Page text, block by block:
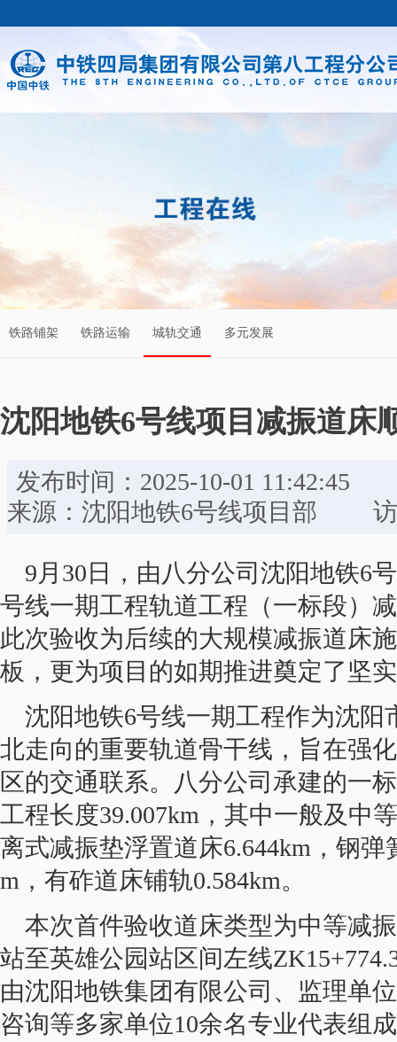
铁路铺架 铁路运输 城轨交通 多元发展
沈阳地铁6号线项目减振道床
发布时间：2025-10-01
来源：沈阳地铁6号线项目部 访
9月30日，由八分公司沈阳地铁6
号线一期工程轨道工程（一标段）
此次验收为后续的大规模减振道床
板，更为项目的如期推进奠定了坚
沈阳地铁6号线一期工程作为沈
北走向的重要轨道骨干线，旨在强
区的交通联系。八分公司承建的一
工程长度39.007km，其中一般及中
离式减振垫浮置道床6.644km，钢弹
m，有砟道床铺轨0.584km。
本次首件验收道床类型为中等减
站至英雄公园站区间左线
由沈阳地铁集团有限公司、监理单
咨询等多家单位10余名专业代表组